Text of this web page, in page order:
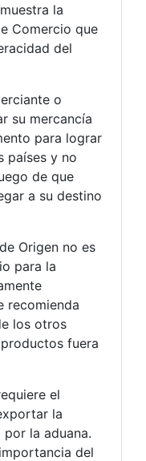
la
Comercio que
del
o
su mercancía
para lograr
países y no
de que
a su destino
Origen no es
para la
recomienda
los otros
fuera
el
la
la aduana.
del